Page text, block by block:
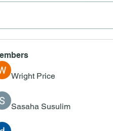
Wright Price
Sasaha Susulim